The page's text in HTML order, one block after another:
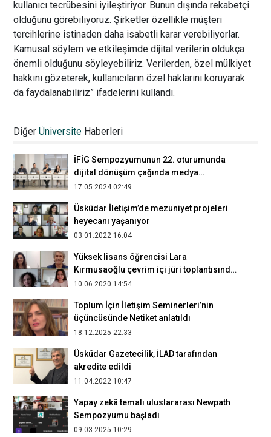
kullanıcı tecrübesini iyileştiriyor. Bunun dışında rekabetçi
olduğunu görebiliyoruz. Şirketler özellikle müşteri
tercihlerine istinaden daha isabetli karar verebiliyorlar.
Kamusal söylem ve etkileşimde dijital verilerin oldukça
önemli olduğunu söyleyebiliriz. Verilerden, özel mülkiyet
hakkını gözeterek, kullanıcıların özel haklarını koruyarak
da faydalanabiliriz” ifadelerini kullandı.
DiğerÜniversite Haberleri
eğitimden yana
İFİG Sempozyumunun 22. oturumunda
dijital dönüşüm çağında medya
araştırmaları ele alındı
17.05.2024 02:49
Üsküdar İletişim’de mezuniyet projeleri
heyecanı yaşanıyor
03.01.2022 16:04
Yüksek lisans öğrencisi Lara
Kırmusaoğlu çevrim içi jüri toplantısında
tezini savundu
10.06.2020 14:54
Toplum İçin İletişim Seminerleri’nin
üçüncüsünde Netiket anlatıldı
18.12.2025 22:33
Üsküdar Gazetecilik, İLAD tarafından
akredite edildi
11.04.2022 10:47
Yapay zekâ temalı uluslararası Newpath
Sempozyumu başladı
09.03.2025 10:29